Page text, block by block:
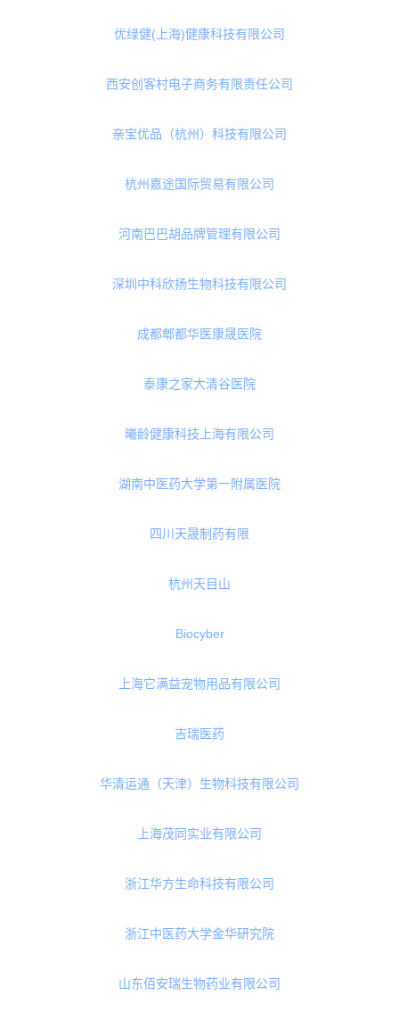
新西兰Ebaytown品牌管理有限公司
南京百斯杰
尤尼威尔
上海壹佳颐体育科技有限公司
玫琳凯（中国）有限公司
优绿健(上海)健康科技有限公司
西安创客村电子商务有限责任公司
亲宝优品（杭州）科技有限公司
杭州嘉途国际贸易有限公司
河南巴巴胡品牌管理有限公司
深圳中科欣扬生物科技有限公司
成都郫都华医康晟医院
泰康之家大清谷医院
曦龄健康科技上海有限公司
湖南中医药大学第一附属医院
四川天晟制药有限
杭州天目山
Biocyber
上海它满益宠物用品有限公司
吉瑞医药